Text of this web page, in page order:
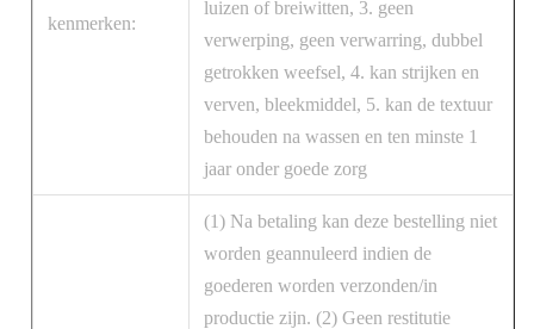
kenmerken:
luizen of breiwitten, 3. geen
verwerping, geen verwarring, dubbel
getrokken weefsel, 4. kan strijken en
verven, bleekmiddel, 5. kan de textuur
behouden na wassen en ten minste 1
jaar onder goede zorg
(1) Na betaling kan deze bestelling niet
worden geannuleerd indien de
goederen worden verzonden/in
productie zijn. (2) Geen restitutie